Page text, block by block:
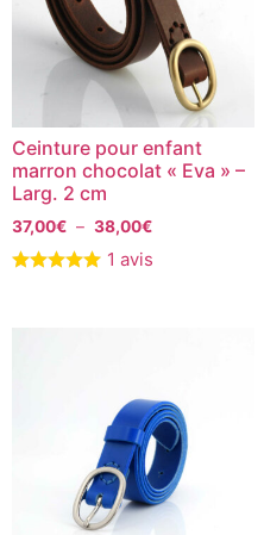
Ceinture pour enfant
marron chocolat « Eva » –
Larg. 2 cm
37,00€ – 38,00€
1 avis